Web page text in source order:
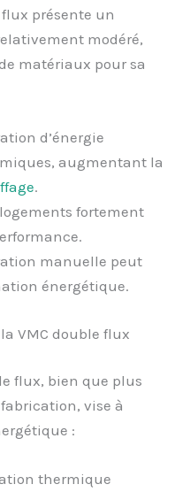
présente un
modéré,
matériaux pour sa
d’énergie
augmentant la
.
fortement
manuelle peut
énergétique.
VMC double flux
flux, bien que plus
vise à
:
thermique